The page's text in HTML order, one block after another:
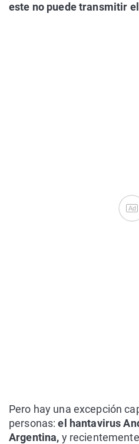
este no puede transmitir
Ad
Pero hay una excepción
personas:el hantavirus
Argentina, y